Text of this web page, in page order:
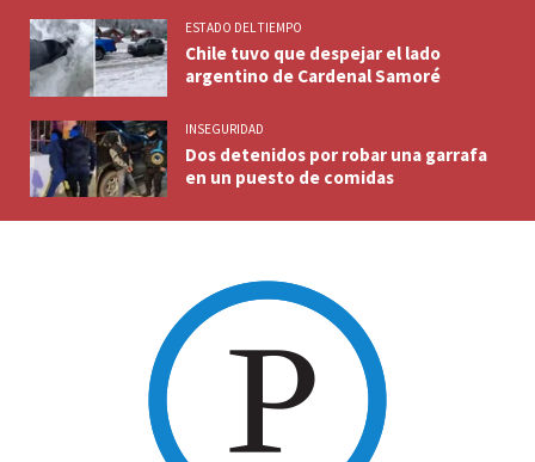
ESTADO DEL TIEMPO
Chile tuvo que despejar el lado
argentino de Cardenal Samoré
INSEGURIDAD
Dos detenidos por robar una garrafa
en un puesto de comidas